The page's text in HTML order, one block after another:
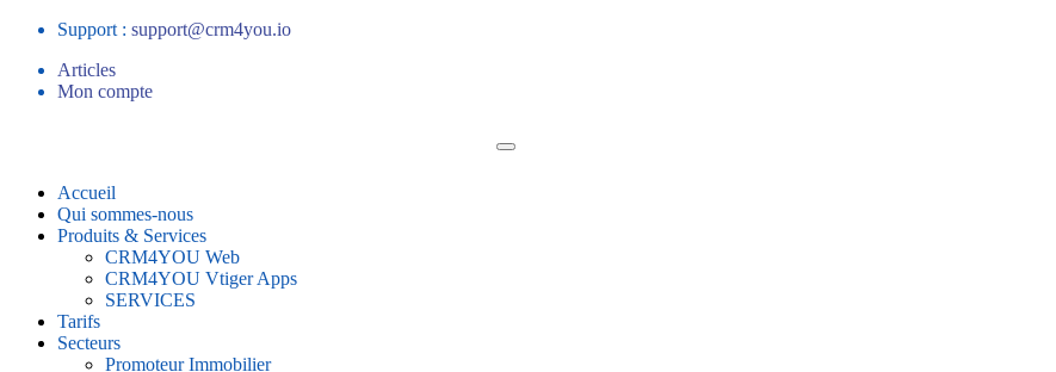
Support : support@crm4you.io
Articles
Mon compte
Accueil
Qui sommes-nous
Produits & Services
CRM4YOU Web
CRM4YOU Vtiger Apps
SERVICES
Tarifs
Secteurs
Promoteur Immobilier